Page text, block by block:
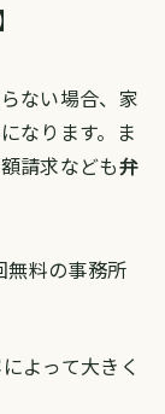
ない場合、家
なります。ま
請求なども弁
料の事務所
よって大きく